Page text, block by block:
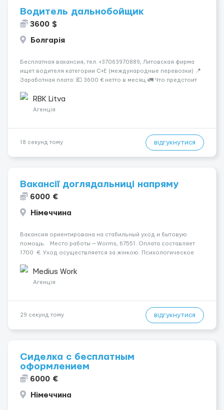
Водитель дальнобойщик
3600 $
Болгарія
Бесплатная вакансия, тел. +37063970889, Литовская фирма
ищет водителя категории C+E (международные перевозки) 📍
Заработная плата: 💶 3600 € нетто в месяц 🚛 Что предстоит
рефрижераторах. В среднем 400–500 км в день. Погрузки и
разгрузки...
RBK Litva
Агенція
18 секунд тому відгукнутися
Вакансії доглядальниці напряму
6000 €
Німеччина
Вакансия ориентирована на стабильный уход и бытовую
помощь. Место работы — Worms, 67551. Оплата составляет
1700 €. Уход осуществляется за жінкою. Психологическое
пациента: Мобільний з ходунками (ролатор, палиця). Ночной
Medius Work
Агенція
29 секунд тому відгукнутися
Сиделка с бесплатным
оформлением
6000 €
Німеччина